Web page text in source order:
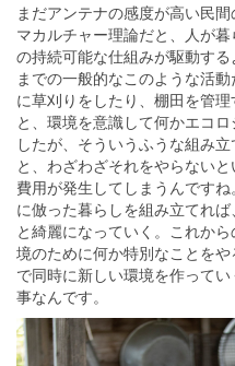
まだアンテナの感度が高い民
マカルチャー理論だと、人が
の持続可能な仕組みが駆動す
までの一般的なこのような活
に草刈りをしたり、棚田を管
と、環境を意識して何かエコ
したが、そういうふうな組み
と、わざわざそれをやらない
費用が発生してしまうんです
に倣った暮らしを組み立てれ
と綺麗になっていく。これか
境のために何か特別なことを
で同時に新しい環境を作って
事なんです。